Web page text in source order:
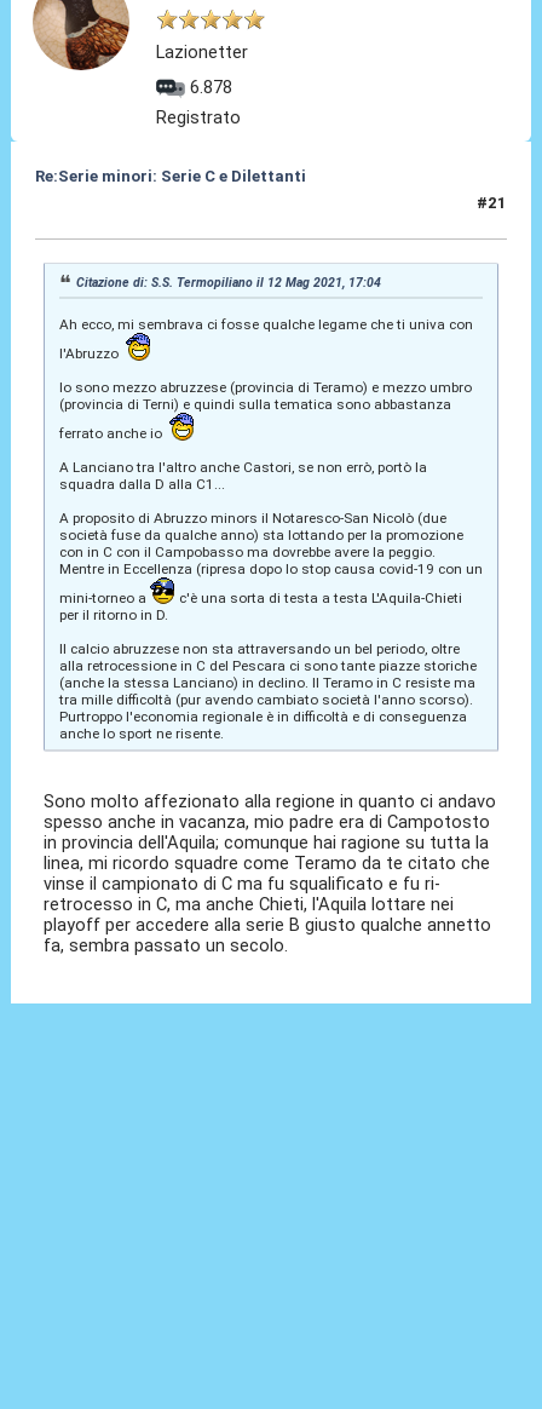
Lazionetter
6.878
Registrato
Re:Serie minori: Serie C e Dilettanti
#21
Citazione di: S.S. Termopiliano il 12 Mag 2021, 17:04
Ah ecco, mi sembrava ci fosse qualche legame che ti univa con
l'Abruzzo
Io sono mezzo abruzzese (provincia di Teramo) e mezzo umbro
(provincia di Terni) e quindi sulla tematica sono abbastanza
ferrato anche io
A Lanciano tra l'altro anche Castori, se non errò, portò la
squadra dalla D alla C1...
A proposito di Abruzzo minors il Notaresco-San Nicolò (due
società fuse da qualche anno) sta lottando per la promozione
con in C con il Campobasso ma dovrebbe avere la peggio.
Mentre in Eccellenza (ripresa dopo lo stop causa covid-19 con un
mini-torneo a
c'è una sorta di testa a testa L'Aquila-Chieti
per il ritorno in D.
Il calcio abruzzese non sta attraversando un bel periodo, oltre
alla retrocessione in C del Pescara ci sono tante piazze storiche
(anche la stessa Lanciano) in declino. Il Teramo in C resiste ma
tra mille difficoltà (pur avendo cambiato società l'anno scorso).
Purtroppo l'economia regionale è in difficoltà e di conseguenza
anche lo sport ne risente.
Sono molto affezionato alla regione in quanto ci andavo
spesso anche in vacanza, mio padre era di Campotosto
in provincia dell'Aquila; comunque hai ragione su tutta la
linea, mi ricordo squadre come Teramo da te citato che
vinse il campionato di C ma fu squalificato e fu ri-
retrocesso in C, ma anche Chieti, l'Aquila lottare nei
playoff per accedere alla serie B giusto qualche annetto
fa, sembra passato un secolo.